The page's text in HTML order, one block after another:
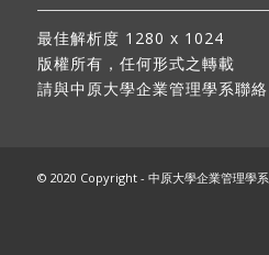
最佳解析度 1280 x 1024
版權所有，任何形式之轉載
請與中原大學企業管理學系聯絡
© 2020 Copyright - 中原大學企業管理學系